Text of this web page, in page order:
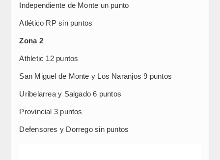
Independiente de Monte un punto
Atlético RP sin puntos
Zona 2
Athletic 12 puntos
San Miguel de Monte y Los Naranjos 9 puntos
Uribelarrea y Salgado 6 puntos
Provincial 3 puntos
Defensores y Dorrego sin puntos